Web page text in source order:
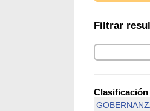
Filtrar
Clasificación